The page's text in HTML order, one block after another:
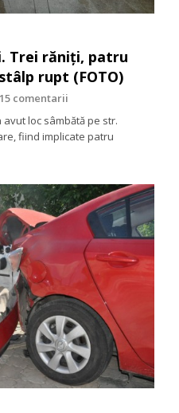
Trei răniţi, patru
rupt (FOTO)
15 comentarii
loc sâmbătă pe str.
fiind implicate patru